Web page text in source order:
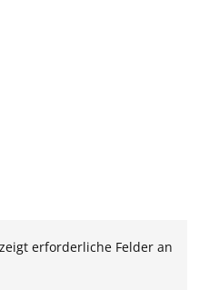
erforderliche Felder an